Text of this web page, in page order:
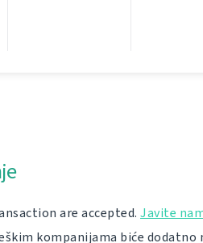
are accepted. Javite
kompanijama biće dodatno